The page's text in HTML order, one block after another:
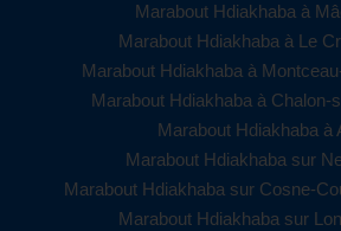
Marabout Hdiakhaba à
Marabout Hdiakhaba à Le
Marabout Hdiakhaba à
Marabout Hdiakhaba à Chalon-
Marabout Hdiakhaba à
Marabout Hdiakhaba sur
Marabout Hdiakhaba sur Cosne-
Marabout Hdiakhaba sur